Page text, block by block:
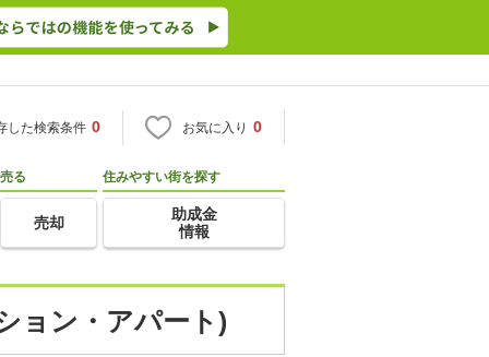
した検索条件 0 お気に入り 0
売る
売却
住みやすい街を探す
助成金
情報
ョン・アパート)